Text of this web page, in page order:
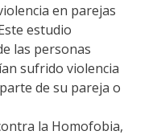
en parejas
estudio
las personas
sufrido violencia
de su pareja o
la Homofobia,